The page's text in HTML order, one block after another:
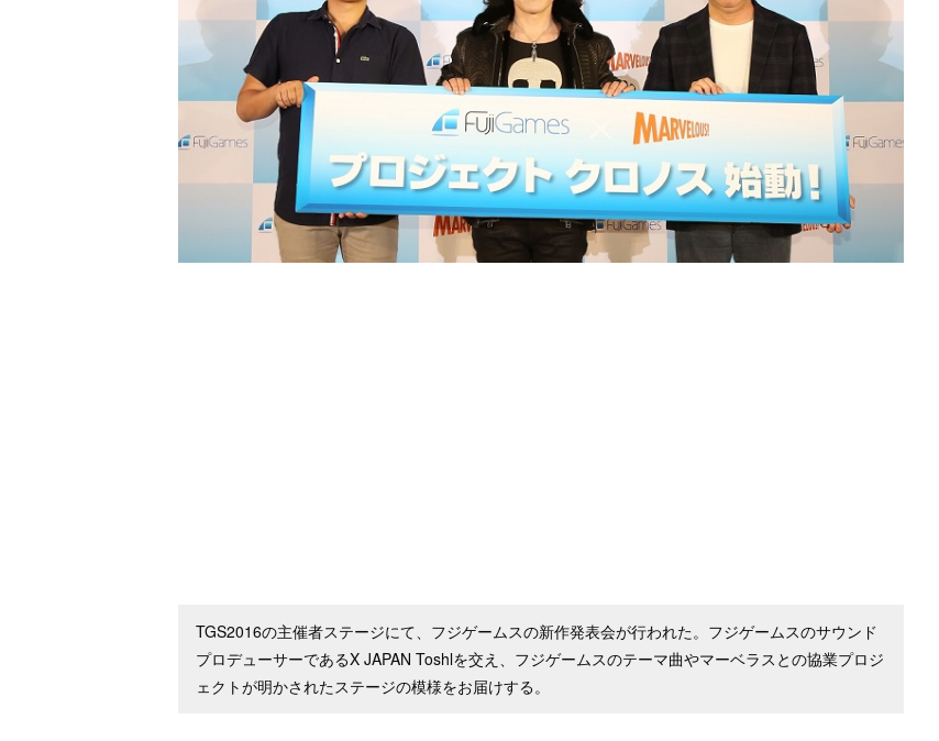
TGS2016の主催者ステージにて、フジゲームスの新作発表会が行われた。フジゲームスのサウンド
プロデューサーであるX JAPAN Toshlを交え、フジゲームスのテーマ曲やマーベラスとの協業プロジ
ェクトが明かされたステージの模様をお届けする。